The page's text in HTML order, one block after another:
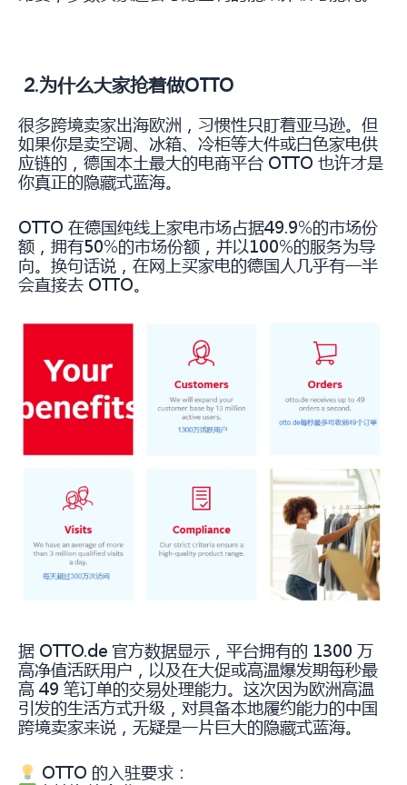
2.为什么大家抢着做OTTO
很多跨境卖家出海欧洲，习惯性只盯着亚马逊。但
如果你是卖空调、冰箱、冷柜等大件或白色家电供
应链的，德国本土最大的电商平台 OTTO 也许才是
你真正的隐藏式蓝海。
OTTO 在德国纯线上家电市场占据49.9%的市场份
额，拥有50%的市场份额，并以100%的服务为导
向。换句话说，在网上买家电的德国人几乎有一半
会直接去 OTTO。
据 OTTO.de 官方数据显示，平台拥有的 1300 万
高净值活跃用户，以及在大促或高温爆发期每秒最
高 49 笔订单的交易处理能力。这次因为欧洲高温
引发的生活方式升级，对具备本地履约能力的中国
跨境卖家来说，无疑是一片巨大的隐藏式蓝海。
OTTO 的入驻要求：